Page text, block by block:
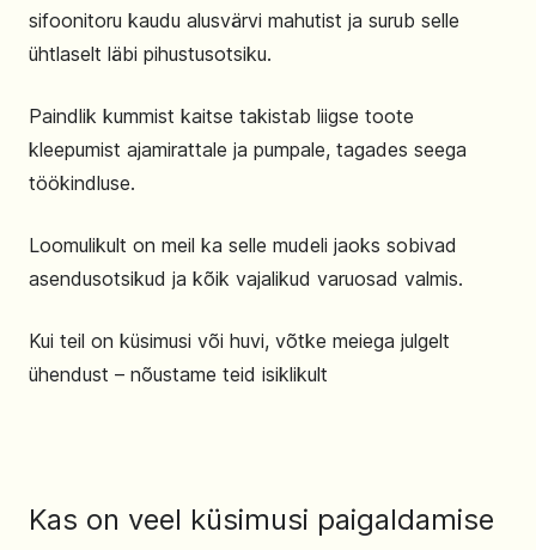
sifoonitoru kaudu alusvärvi mahutist ja surub selle
ühtlaselt läbi pihustusotsiku.
Paindlik kummist kaitse takistab liigse toote
kleepumist ajamirattale ja pumpale, tagades seega
töökindluse.
Loomulikult on meil ka selle mudeli jaoks sobivad
asendusotsikud ja kõik vajalikud varuosad valmis.
Kui teil on küsimusi või huvi, võtke meiega julgelt
ühendust – nõustame teid isiklikult
Kas on veel küsimusi paigaldamise